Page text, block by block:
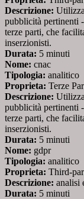
Descrizione:
pubblicità pertinenti
terze parti, che
inserzionisti.
Durata: 5 minuti
Nome: cnac
Tipologia: analitico
Proprieta: Terze
Descrizione:
pubblicità pertinenti
terze parti, che
inserzionisti.
Durata: 5 minuti
Nome: gdpr
Tipologia: analitico
Proprieta: Third-
Descrizione: analisi
Durata: 5 minuti